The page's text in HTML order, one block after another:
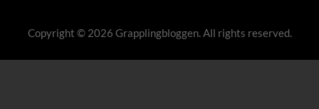
Copyright © 2026 Grapplingbloggen. All rights reserved.